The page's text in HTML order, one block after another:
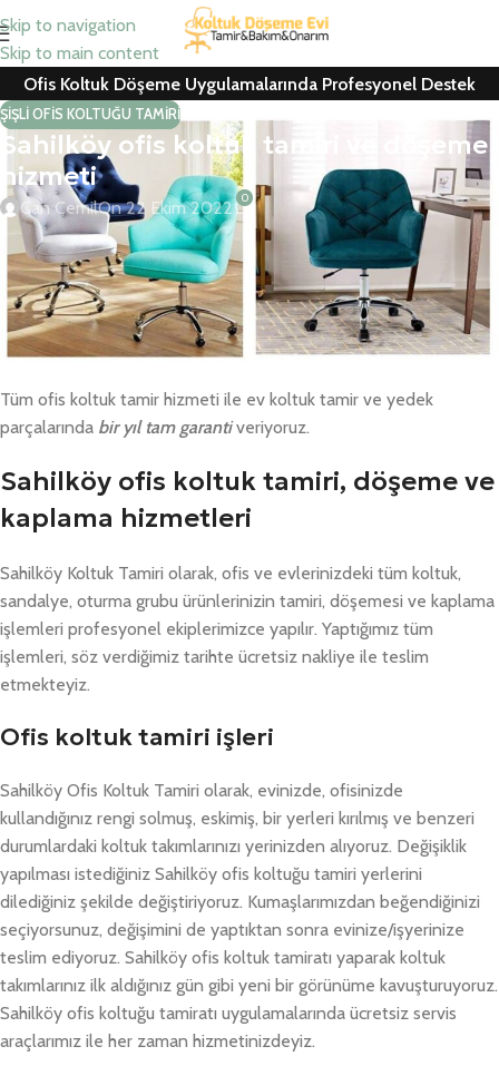
Skip to navigation
Skip to main content
Ofis Koltuk Döşeme Uygulamalarında Profesyonel Destek
ŞIŞLI OFIS KOLTUĞU TAMIRI
Sahilköy ofis koltuk tamiri ve döşeme
hizmeti
Can CemilOn 22 Ekim 2022 0
Sahilköy ofis koltuk tamiri, koltuk kaplama, ofis koltuk döşeme,
berber koltuğu ve ofis koltuğu yedek parça değişimlerinde
ücretsiz nakliye ve keşif hizmeti için hemen arayın
Kurumsal firmalar ile konutlarda yedek parça değişimleri ve tamir
Tüm ofis koltuk tamir hizmeti ile ev koltuk tamir ve yedek
parçalarında bir yıl tam garantiveriyoruz.
Sahilköy ofis koltuk tamiri, döşeme ve
kaplama hizmetleri
Sahilköy Koltuk Tamiri olarak, ofis ve evlerinizdeki tüm koltuk,
sandalye, oturma grubu ürünlerinizin tamiri, döşemesi ve kaplama
işlemleri profesyonel ekiplerimizce yapılır. Yaptığımız tüm
işlemleri, söz verdiğimiz tarihte ücretsiz nakliye ile teslim
etmekteyiz.
Ofis koltuk tamiri işleri
Sahilköy Ofis Koltuk Tamiri olarak, evinizde, ofisinizde
kullandığınız rengi solmuş, eskimiş, bir yerleri kırılmış ve benzeri
durumlardaki koltuk takımlarınızı yerinizden alıyoruz. Değişiklik
yapılması istediğiniz Sahilköy ofis koltuğu tamiri yerlerini
dilediğiniz şekilde değiştiriyoruz. Kumaşlarımızdan beğendiğinizi
seçiyorsunuz, değişimini de yaptıktan sonra evinize/işyerinize
teslim ediyoruz. Sahilköy ofis koltuk tamiratı yaparak koltuk
takımlarınız ilk aldığınız gün gibi yeni bir görünüme kavuşturuyoruz.
Sahilköy ofis koltuğu tamiratı uygulamalarında ücretsiz servis
araçlarımız ile her zaman hizmetinizdeyiz.